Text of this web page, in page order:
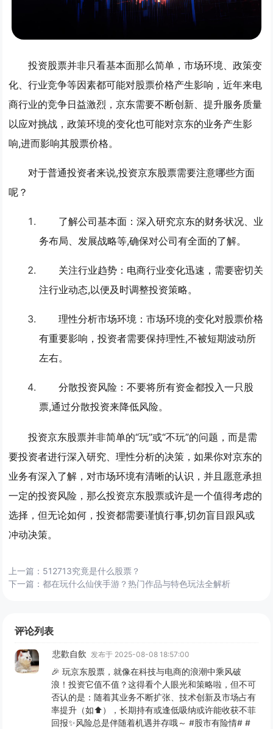
投资股票并非只看基本面那么简单，市场环境、政策变
化、行业竞争等因素都可能对股票价格产生影响，近年来电
商行业的竞争日益激烈，京东需要不断创新、提升服务质量
以应对挑战，政策环境的变化也可能对京东的业务产生影
响,进而影响其股票价格。
对于普通投资者来说,投资京东股票需要注意哪些方面
呢？
了解公司基本面 ：深入研究京东的财务状况、业
务布局、发展战略等,确保对公司有全面的了解。
关注行业趋势 ：电商行业变化迅速，需要密切关
注行业动态,以便及时调整投资策略。
理性分析市场环境 ：市场环境的变化对股票价格
有重要影响，投资者需要保持理性,不被短期波动所
左右。
分散投资风险 ：不要将所有资金都投入一只股
票,通过分散投资来降低风险。
投资京东股票并非简单的“玩”或“不玩”的问题，而是需
要投资者进行深入研究、理性分析的决策，如果你对京东的
业务有深入了解，对市场环境有清晰的认识，并且愿意承担
一定的投资风险，那么投资京东股票或许是一个值得考虑的
选择，但无论如何，投资都需要谨慎行事,切勿盲目跟风或
冲动决策。
上一篇： 512713究竟是什么股票？
下一篇：都在玩什么仙侠手游？热门作品与特色玩法全解析
评论列表
悲歡自飲 发布于 2025-08-08 18:57:00
🎉 玩京东股票，就像在科技与电商的浪潮中乘风破
浪！投资它值不值？这得看个人眼光和策略啦，但不可
否认的是：随着其业务不断扩张、技术创新及市场占有
率提升（如⬆️），长期持有或逢低吸纳或许能收获不菲
回报✨风险总是伴随着机遇并存哦～ #股市有险情# #